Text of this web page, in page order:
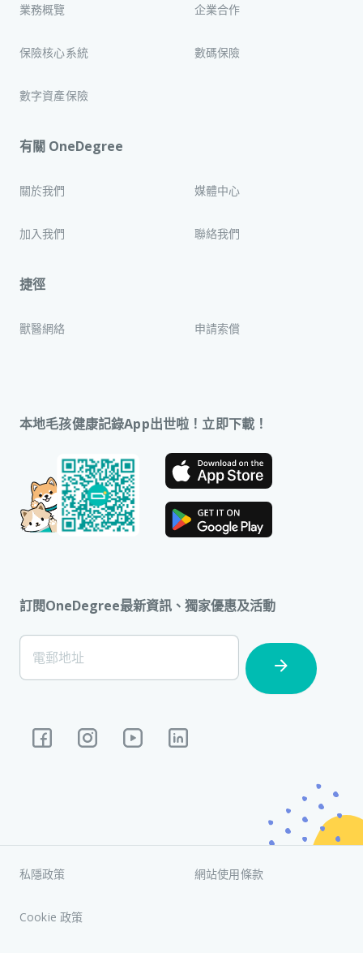
業務概覽 企業合作
保險核心系統 數碼保險
數字資產保險
有關 OneDegree
關於我們 媒體中心
加入我們 聯絡我們
捷徑
獸醫網絡 申請索償
本地毛孩健康記錄App出世啦！立即下載！
訂閱OneDegree最新資訊、獨家優惠及活動
[Footer]
Subscription
電郵地址
私隱政策 網站使用條款
Cookie 政策